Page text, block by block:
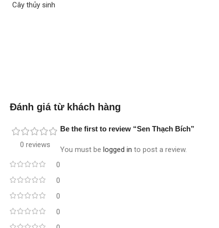
Cây thủy sinh
Đánh giá từ khách hàng
0 reviews
0
0
0
0
Be the first to review “Sen Thạch Bích”
You must be logged in to post a review.